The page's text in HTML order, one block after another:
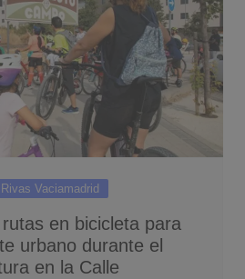
Vaciamadrid
en bicicleta para
urbano durante el
en la Calle